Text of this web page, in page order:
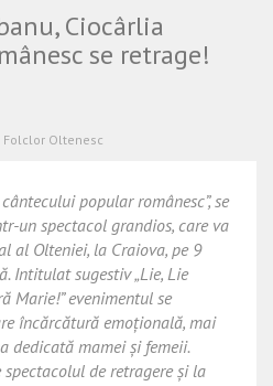
Ciocârlia
se retrage!
Folclor Oltenesc
popular românesc”, se
un spectacol grandios, care va
al Olteniei, la Craiova, pe 9
Intitulat sugestiv „Lie, Lie
Marie!” evenimentul se
încărcătură emoțională, mai
dedicată mamei și femeii.
de retragere și la